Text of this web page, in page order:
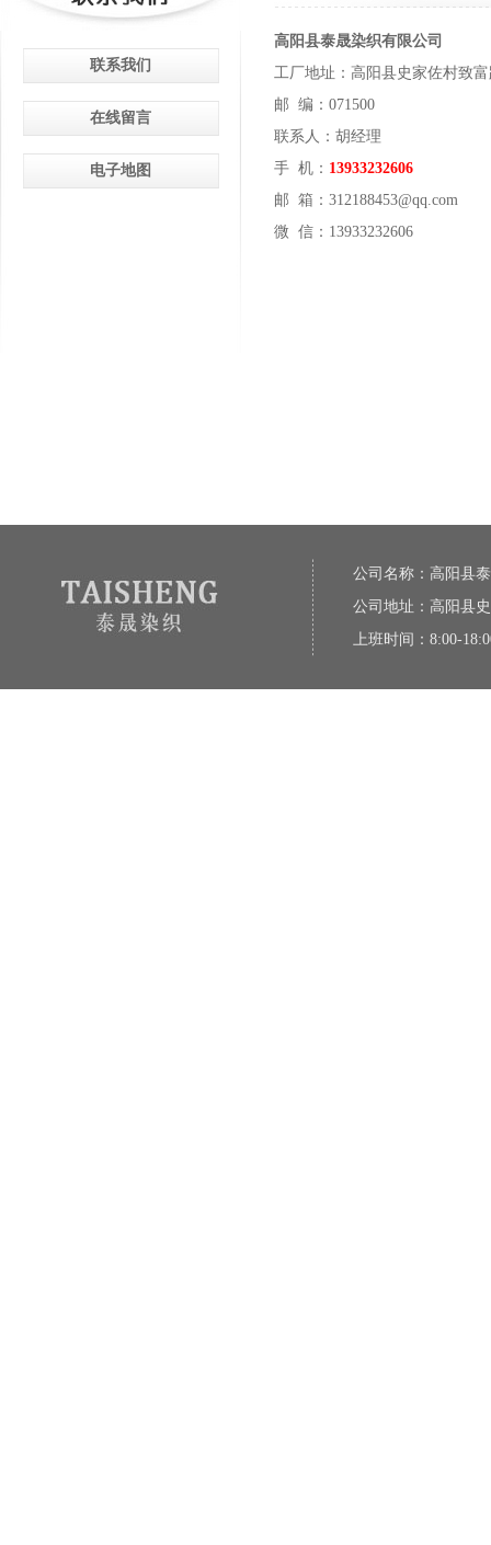
联系我们
在线留言
电子地图
高阳县泰晟染织有限公司
工厂地址：高阳县史家佐村致富
邮 编：071500
联系人：胡经理
手 机： 13933232606
邮 箱：312188453@qq.com
微 信：13933232606
公司名称：高阳县
公司地址：高阳县
上班时间：8:00-